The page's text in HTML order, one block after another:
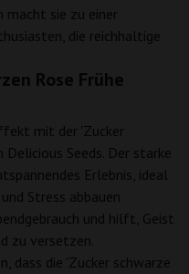
macht sie zu einer
die reichhaltige
Rose Frühe
mit der 'Zucker
Delicious Seeds. Der starke
Erlebnis, ideal
Stress abbauen
und hilft, Geist
zu versetzen.
dass die 'Zucker schwarze